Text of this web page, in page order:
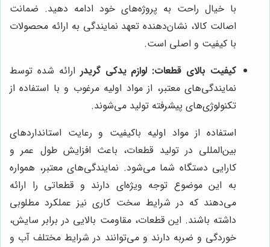
با خیال راحت به پروژه‌های خود ادامه دهید. ضمانت
اصالت کالا، نشان‌دهنده تعهد نمایندگی به ارائه محصولات
با کیفیت و اصلی است.
کیفیت بالای قطعات: لوازم یدکی گریدر ارائه شده توسط
نمایندگی‌های معتبر، از مواد اولیه مرغوب و با استفاده از
تکنولوژی‌های پیشرفته تولید می‌شوند.
استفاده از مواد اولیه باکیفیت و رعایت استانداردهای
بین‌المللی در تولید قطعات، باعث افزایش طول عمر و
کارایی دستگاه شما می‌شود. نمایندگی‌های معتبر، همواره
به این موضوع توجه ویژه‌ای دارند و قطعاتی را ارائه
می‌دهند که در شرایط سخت کاری نیز عملکرد مطلوبی
داشته باشند. این قطعات، مقاومت بالایی در برابر سایش،
خوردگی و ضربه دارند و می‌توانند در شرایط مختلف آب و